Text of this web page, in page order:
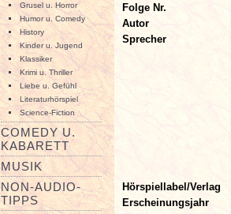
Grusel u. Horror
Humor u. Comedy
History
Kinder u. Jugend
Klassiker
Krimi u. Thriller
Liebe u. Gefühl
Literaturhörspiel
Science-Fiction
COMEDY U.
KABARETT
MUSIK
NON-AUDIO-
TIPPS
Folge Nr.
Autor
Sprecher
Hörspiellabel/Verlag
Erscheinungsjahr